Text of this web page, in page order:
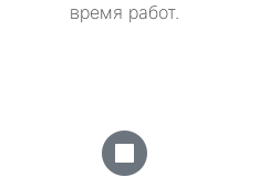
время работ.